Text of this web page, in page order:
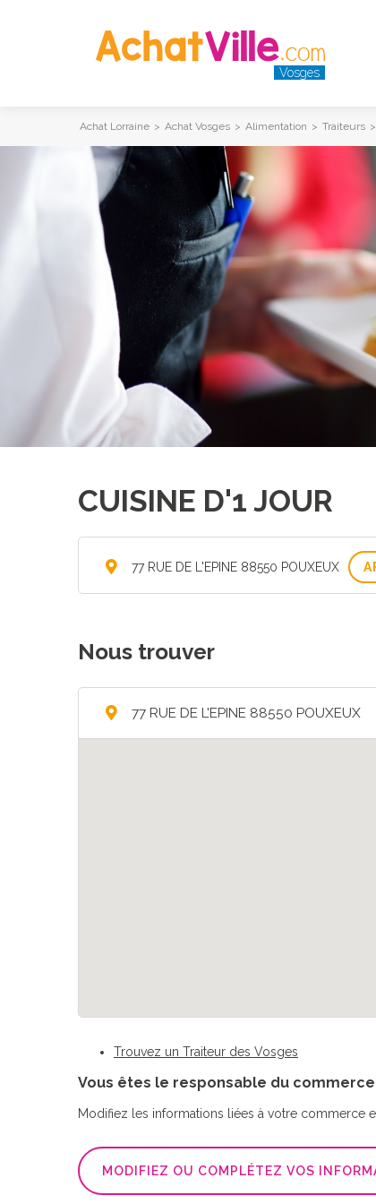
Vosges
Achat Lorraine > Achat Vosges > Alimentation > Traiteurs >
CUISINE D'1 JOUR
77 RUE DE L'EPINE 88550 POUXEUX
Nous trouver
77 RUE DE L'EPINE 88550 POUXEUX
Trouvez un Traiteur des Vosges
Vous êtes le responsable du commerce
Modifiez les informations liées à votre commerce
MODIFIEZ OU COMPLÉTEZ VOS